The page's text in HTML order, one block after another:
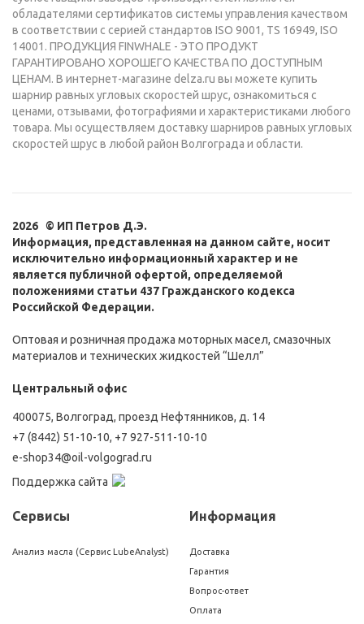
обладателями сертификатов системы управления качеством
в соответствии с серией стандартов ISO 9001, TS 16949, ISO
14001. ПРОДУКЦИЯ FINWHALE - ЭТО ПРОДУКТ
ГАРАНТИРОВАНО ХОРОШЕГО КАЧЕСТВА ПО ДОСТУПНЫМ
ЦЕНАМ. В интернет-магазине delza.ru вы можете купить
шарнир равных угловых скоростей шрус, ознакомиться с
ценами, отзывами, фотографиями и характеристиками любого
товара. Мы осуществляем доставку шарниров равных угловых
скоростей шрус в любой район Волгограда и области.
2026 © ИП Петров Д.Э.
Информация, представленная на данном сайте, носит
исключительно информационный характер и не
является публичной офертой, определяемой
положениями статьи 437 Гражданского кодекса
Российской Федерации.
Оптовая и розничная продажа моторных масел, смазочных
материалов и технических жидкостей “Шелл”
Центральный офис
400075, Волгоград, проезд Нефтянников, д. 14
+7 (8442) 51-10-10, +7 927-511-10-10
e-shop34@oil-volgograd.ru
Поддержка сайта
Сервисы
Анализ масла (Сервис LubeAnalyst)
Информация
Доставка
Гарантия
Вопрос-ответ
Оплата